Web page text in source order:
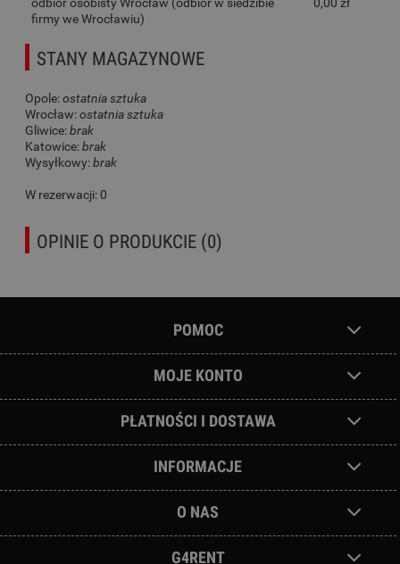
odbiór osobisty Wrocław (odbiór w siedzibie
firmy we Wrocławiu)
0,00 zł
STANY MAGAZYNOWE
Opole:ostatnia sztuka
Wrocław:ostatnia sztuka
Gliwice:brak
Katowice:brak
Wysyłkowy:brak
W rezerwacji: 0
OPINIE O PRODUKCIE (0)
POMOC
MOJE KONTO
PŁATNOŚCI I DOSTAWA
INFORMACJE
O NAS
G4RENT